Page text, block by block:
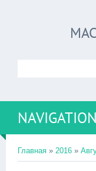
NAVIGATION
Главная » 2016 »